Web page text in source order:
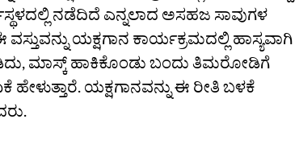
ನಡೆದಿದೆ ಎನ್ನಲಾದ ಅಸಹಜ ಸಾವುಗಳ
ಯಕ್ಷಗಾನ ಕಾರ್ಯಕ್ರಮದಲ್ಲಿ ಹಾಸ್ಯವಾಗಿ
ಮಾಸ್ಕ್‌ ಹಾಕಿಕೊಂಡು ಬಂದು ತಿಮರೋಡಿಗೆ
ಹೇಳುತ್ತಾರೆ. ಯಕ್ಷಗಾನವನ್ನು ಈ ರೀತಿ ಬಳಕೆ